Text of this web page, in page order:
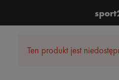
Ten produkt jest